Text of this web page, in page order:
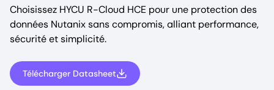
Choisissez HYCU R-Cloud HCE pour une protection des
données Nutanix sans compromis, alliant performance,
sécurité et simplicité.
Télécharger Datasheet